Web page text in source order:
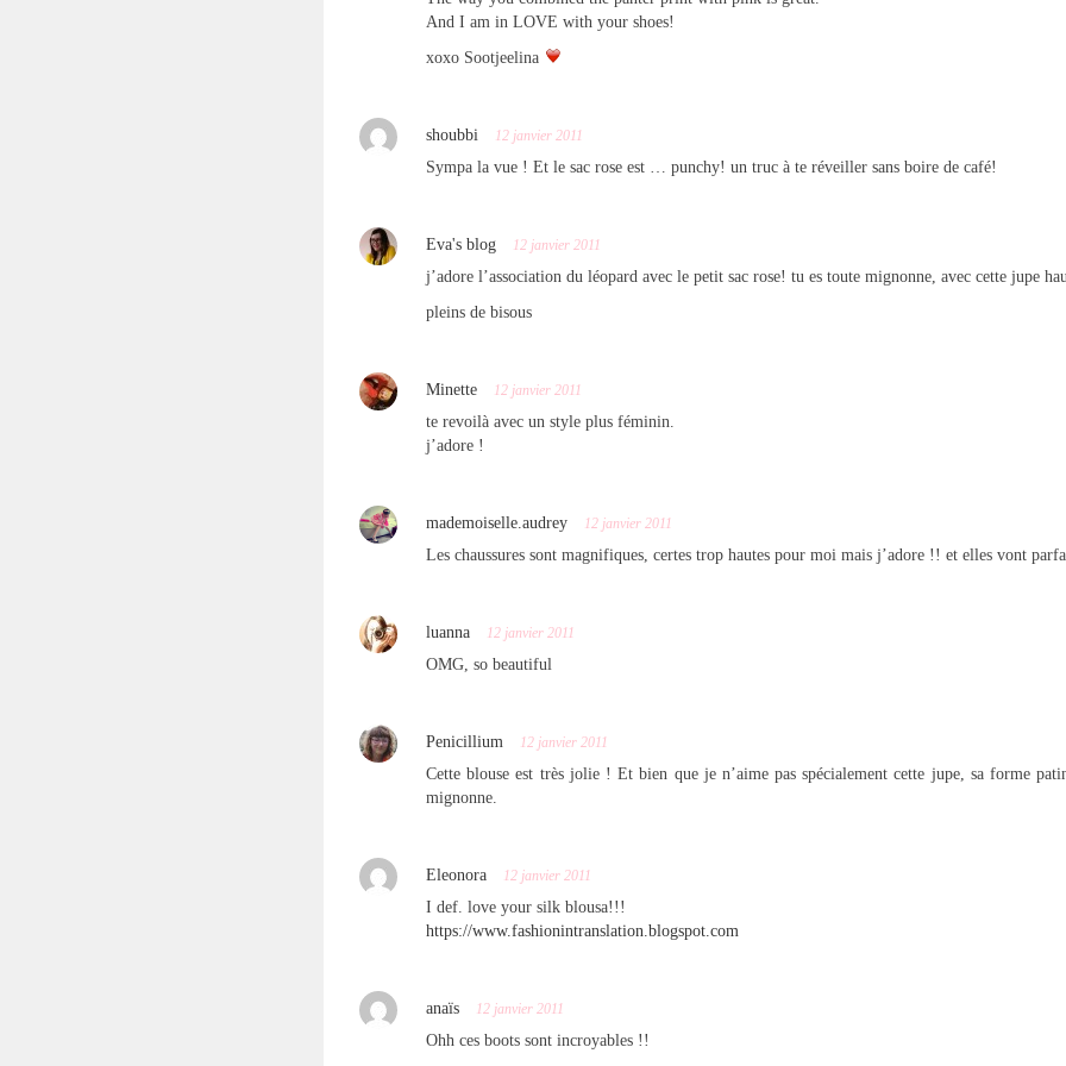
And I am in LOVE with your shoes!
xoxo Sootjeelina
shoubbi 12 janvier 2011
Sympa la vue ! Et le sac rose est … punchy! un truc à te réveiller sans boire de café!
Eva's blog 12 janvier 2011
j’adore l’association du léopard avec le petit sac rose! tu es toute mignonne, avec cette jupe
pleins de bisous
Minette 12 janvier 2011
te revoilà avec un style plus féminin.
j’adore !
mademoiselle.audrey 12 janvier 2011
Les chaussures sont magnifiques, certes trop hautes pour moi mais j’adore !! et elles vont
luanna 12 janvier 2011
OMG, so beautiful
Penicillium 12 janvier 2011
Cette blouse est très jolie ! Et bien que je n’aime pas spécialement cette jupe, sa forme
mignonne.
Eleonora 12 janvier 2011
I def. love your silk blousa!!!
https://www.fashionintranslation.blogspot.com
anaïs 12 janvier 2011
Ohh ces boots sont incroyables !!